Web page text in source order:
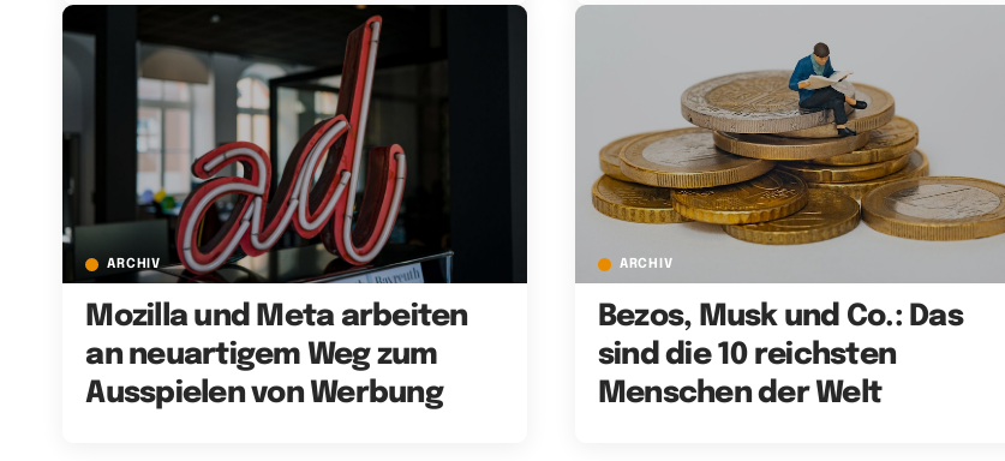
ARCHIV
Mozilla und Meta arbeiten
an neuartigem Weg zum
Ausspielen von Werbung
ARCHIV
Bezos, Musk und Co.: Das
sind die 10 reichsten
Menschen der Welt